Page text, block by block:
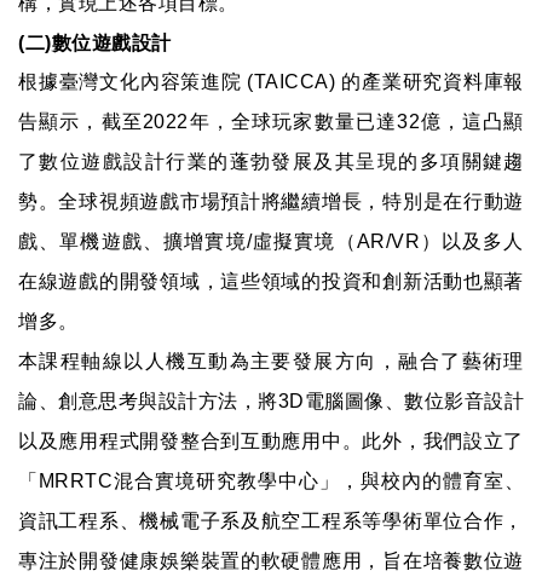
(二)數位遊戲設計
根據臺灣文化內容策進院 (TAICCA) 的產業研究資料庫報
告顯示，截至2022年，全球玩家數量已達32億，這凸顯
了數位遊戲設計行業的蓬勃發展及其呈現的多項關鍵趨
勢。全球視頻遊戲市場預計將繼續增長，特別是在行動遊
戲、單機遊戲、擴增實境/虛擬實境（AR/VR）以及多人
在線遊戲的開發領域，這些領域的投資和創新活動也顯著
增多。
本課程軸線以人機互動為主要發展方向，融合了藝術理
論、創意思考與設計方法，將3D電腦圖像、數位影音設計
以及應用程式開發整合到互動應用中。此外，我們設立了
「MRRTC混合實境研究教學中心」，與校內的體育室、
資訊工程系、機械電子系及航空工程系等學術單位合作，
專注於開發健康娛樂裝置的軟硬體應用，旨在培養數位遊